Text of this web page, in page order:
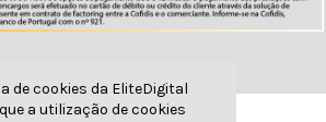
de cookies da EliteDigital
a utilização de cookies